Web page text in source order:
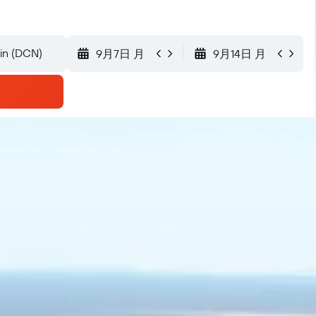
9月7日 月 9月14日 月